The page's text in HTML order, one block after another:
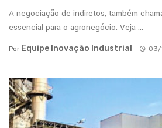
A negociação de indiretos, também
essencial para o agronegócio. Veja ...
Por Equipe Inovação Industrial 03/